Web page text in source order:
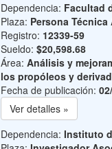
Dependencia: Facultad
Plaza: Persona
Registro: 12339-59
Sueldo: $20,598.68
Área: Análisis y
los propóleos y
Fecha de publicación:
Ver detalles »
Dependencia: Instituto